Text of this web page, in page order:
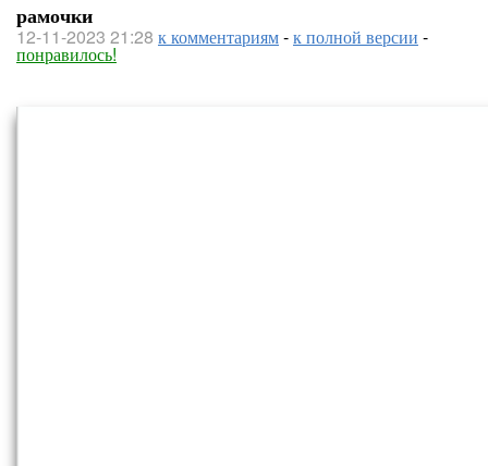
рамочки
12-11-2023 21:28 к комментариям-к полной версии -
понравилось!